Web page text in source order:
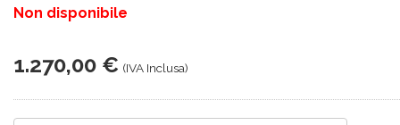
Non disponibile
1.270,00 € (IVA Inclusa)